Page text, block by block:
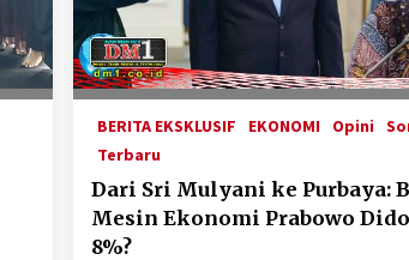
BERITA EKSKLUSIF EKONOMI Opini
Terbaru
Dari Sri Mulyani ke Purbaya:
Mesin Ekonomi Prabowo
8%?